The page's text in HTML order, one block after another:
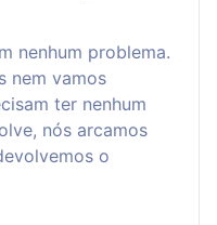
nenhum problema.
nem vamos
ter nenhum
nós arcamos
o